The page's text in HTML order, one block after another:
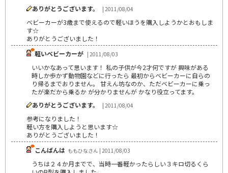
ありがとうございます。
| 2011/08/04
ベビーカーが3歳まで使えるので軽いほうを購入しようかとおもしま
す☆
ありがとうございました！
軽いベビーカーが | 2011/08/03
いいかなあって思います！ 私の子供が今2才何ですが 興味がある
時しか歩かず動物園などに行ったら 最初からベビーカーに自らの
り帰るまでおりません。 甘えん坊なのか、ただベビーカーに乗っ
たが楽だから乗るか が分かりませんが かなり役立ってます。
ありがとうございます。
| 2011/08/04
参考になりました！
軽い方を購入しようと思います☆
ありがとうございました！
こんばんは ももひなさん | 2011/08/03
うちは２４か月までで、当時一番軽かったらしい３キロ切るくら